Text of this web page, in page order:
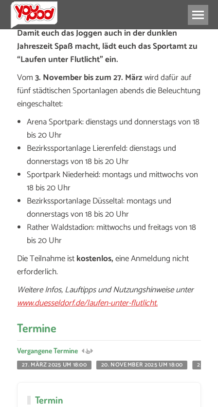
Damit euch das Joggen auch in der dunklen
Jahreszeit Spaß macht, lädt euch das Sportamt zu
“Laufen unter Flutlicht” ein.
Vom3. November bis zum 27. Märzwird dafür auf
fünf städtischen Sportanlagen abends die Beleuchtung
eingeschaltet:
Arena Sportpark: dienstags und donnerstags von 18
bis 20 Uhr
Bezirkssportanlage Lierenfeld: dienstags und
donnerstags von 18 bis 20 Uhr
Sportpark Niederheid: montags und mittwochs von
18 bis 20 Uhr
Bezirkssportanlage Düsseltal: montags und
donnerstags von 18 bis 20 Uhr
Rather Waldstadion: mittwochs und freitags von 18
bis 20 Uhr
Die Teilnahme istkostenlos,eine Anmeldung nicht
erforderlich.
Weitere Infos, Lauftipps und Nutzungshinweise unter
www.duesseldorf.de/laufen-unter-flutlicht.
Termine
Vergangene Termine
27. MÄRZ 2025 UM 18:00
20. NOVEMBER 2025 UM 18:00 25.
Termin